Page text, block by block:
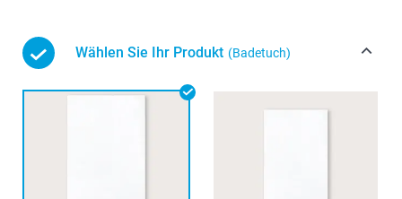
Wählen Sie Ihr Produkt (Badetuch)